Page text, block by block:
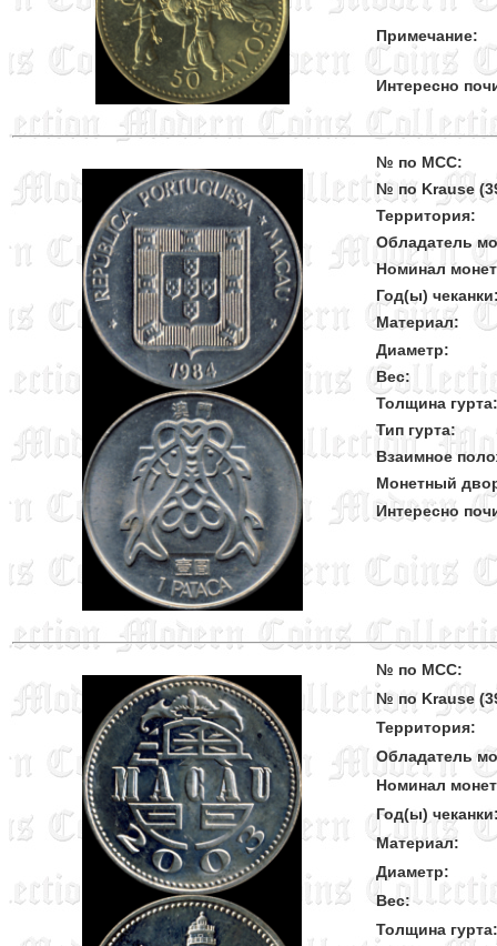
Примечание:
Интересно
№ по MCC:
№ по Krause
Территория:
Обладатель
Номинал
Год(ы)
Материал:
Диаметр:
Вес:
Толщина гурта:
Тип гурта:
Взаимное
Монетный
Интересно
№ по MCC:
№ по Krause
Территория:
Обладатель
Номинал
Год(ы)
Материал:
Диаметр:
Вес:
Толщина гурта: